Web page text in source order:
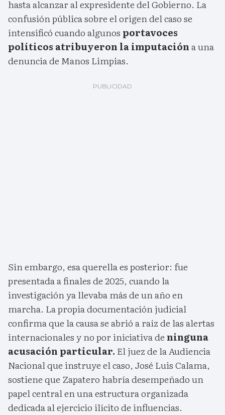
hasta alcanzar al expresidente del Gobierno. La
confusión pública sobre el origen del caso se
intensificó cuando algunos portavoces
políticos atribuyeron la imputacióna una
denuncia de Manos Limpias.
Sin embargo, esa querella es posterior: fue
presentada a finales de 2025, cuando la
investigación ya llevaba más de un año en
marcha. La propia documentación judicial
confirma que la causa se abrió a raíz de las alertas
internacionales y no por iniciativa de ninguna
acusación particular. El juez de la Audiencia
Nacional que instruye el caso, José Luis Calama,
sostiene que Zapatero habría desempeñado un
papel central en una estructura organizada
dedicada al ejercicio ilícito de influencias.